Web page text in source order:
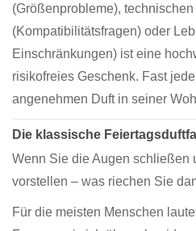
(Größenprobleme), technischen
(Kompatibilitätsfragen) oder
Einschränkungen) ist eine
risikofreies Geschenk. Fast
angenehmen Duft in seiner
Die klassische
Wenn Sie die Augen schließen
vorstellen – was riechen Sie
Für die meisten Menschen